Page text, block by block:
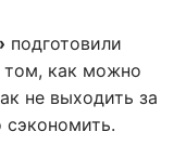
подготовили
том, как можно
не выходить за